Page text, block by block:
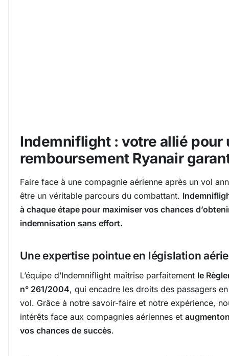
Indemniflight : votre allié pour
remboursement Ryanair
Faire face à une compagnie aérienne après un vol
être un véritable parcours du combattant.
à chaque étape pour maximiser vos chances
indemnisation sans effort.
Une expertise pointue en législation
L’équipe d’Indemniflight maîtrise parfaitement le
n° 261/2004, qui encadre les droits des passagers
vol. Grâce à notre savoir-faire et notre expérience,
intérêts face aux compagnies aériennes et
vos chances de succès.